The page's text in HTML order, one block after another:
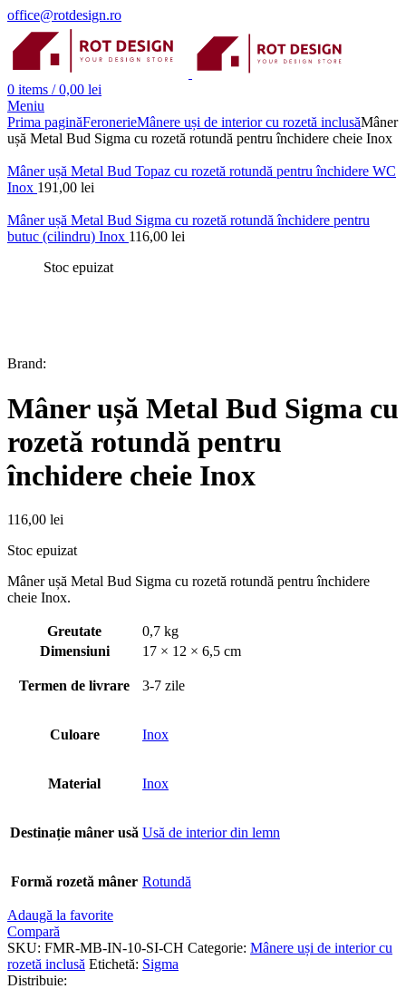
office@rotdesign.ro
0 items / 0,00 lei
Meniu
Prima paginăFeronerieMânere uși de interior cu rozetă inclusăMâner
ușă Metal Bud Sigma cu rozetă rotundă pentru închidere cheie Inox
Mâner ușă Metal Bud Topaz cu rozetă rotundă pentru închidere WC
Inox 191,00 lei
Mâner ușă Metal Bud Sigma cu rozetă rotundă închidere pentru
butuc (cilindru) Inox 116,00 lei
Stoc epuizat
Brand:
Mâner ușă Metal Bud Sigma cu
rozetă rotundă pentru
închidere cheie Inox
116,00 lei
Stoc epuizat
Mâner ușă Metal Bud Sigma cu rozetă rotundă pentru închidere
cheie Inox.
Greutate
0,7 kg
Dimensiuni
17 × 12 × 6,5 cm
Termen de livrare 3-7 zile
Culoare Inox
Material Inox
Destinație mâner usă Usă de interior din lemn
Formă rozetă mâner Rotundă
Adaugă la favorite
Compară
SKU: FMR-MB-IN-10-SI-CH Categorie: Mânere uși de interior cu
rozetă inclusă Etichetă: Sigma
Distribuie: